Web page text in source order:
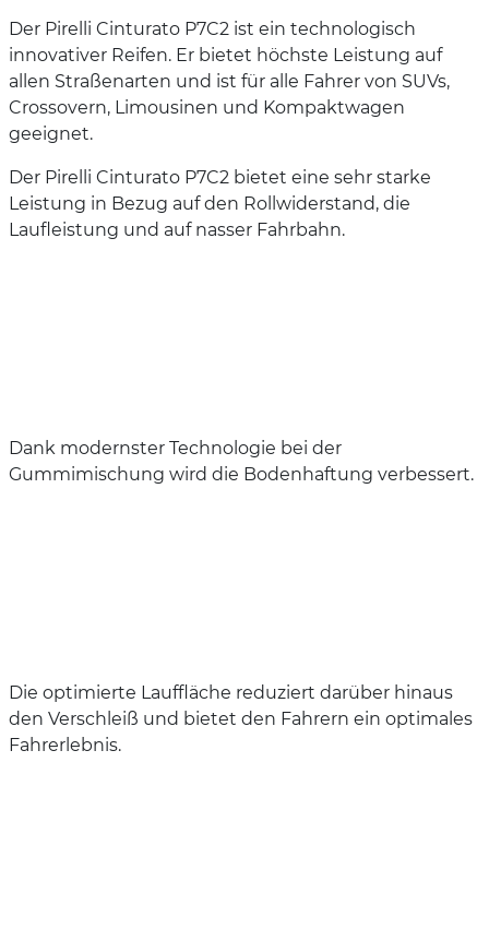
Der Pirelli Cinturato P7C2 ist ein technologisch
innovativer Reifen. Er bietet höchste Leistung auf
allen Straßenarten und ist für alle Fahrer von SUVs,
Crossovern, Limousinen und Kompaktwagen
geeignet.
Der Pirelli Cinturato P7C2 bietet eine sehr starke
Leistung in Bezug auf den Rollwiderstand, die
Laufleistung und auf nasser Fahrbahn.
Dank modernster Technologie bei der
Gummimischung wird die Bodenhaftung verbessert.
Die optimierte Lauffläche reduziert darüber hinaus
den Verschleiß und bietet den Fahrern ein optimales
Fahrerlebnis.